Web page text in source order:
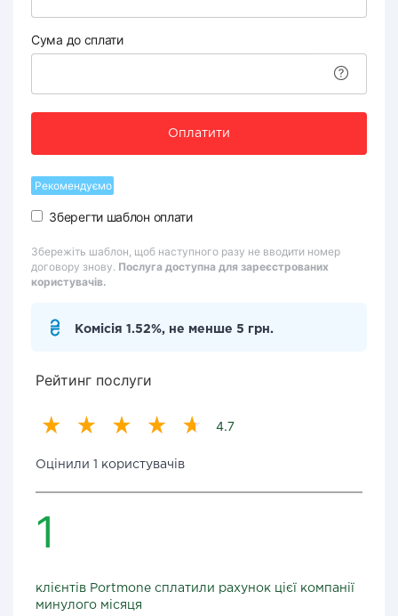
Сума до сплати
Оплатити
Рекомендуємо
Зберегти шаблон оплати
Збережіть шаблон, щоб наступного разу не вводити номер
договору знову. Послуга доступна для зареєстрованих
користувачів.
Комісія 1.52%, не менше 5 грн.
Рейтинг послуги
4.7
Оцінили 1 користувачів
1
клієнтів Portmone сплатили рахунок цієї компанії
минулого місяця